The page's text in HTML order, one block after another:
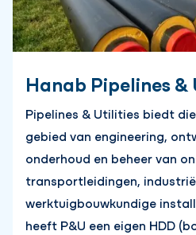
Hanab Pipelines
Pipelines & Utilities biedt
gebied van engineering,
onderhoud en beheer van
transportleidingen,
werktuigbouwkundige
heeft P&U een eigen HDD